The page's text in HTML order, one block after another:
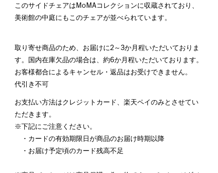
このサイドチェアはMoMAコレクションに収蔵されており、
美術館の中庭にもこのチェアが並べられています。
取り寄せ商品のため、お届けに2～3か月程いただいておりま
す。国内在庫欠品の場合は、約6か月程いただいております。
お客様都合によるキャンセル・返品はお受けできません。
代引き不可
お支払い方法はクレジットカード、楽天ペイのみとさせてい
ただきます。
※下記にご注意ください。
・カードの有効期限日が商品のお届け時期以降
・お届け予定頃のカード残高不足